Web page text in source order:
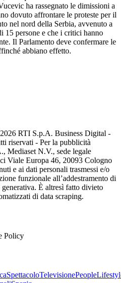
ha rassegnato le dimissioni a
dovuto affrontare le proteste per il
nel nord della Serbia, avvenuto a
15 persone e che i critici hanno
Il Parlamento deve confermare le
abbiano effetto.
2026 RTI S.p.A. Business Digital -
riservati - Per la pubblicità
Mediaset N.V., sede legale
Viale Europa 46, 20093 Cologno
e ai dati personali trasmessi e/o
funzionale all’addestramento di
È altresì fatto divieto
di data scraping.
Policy
SpettacoloTelevisionePeople